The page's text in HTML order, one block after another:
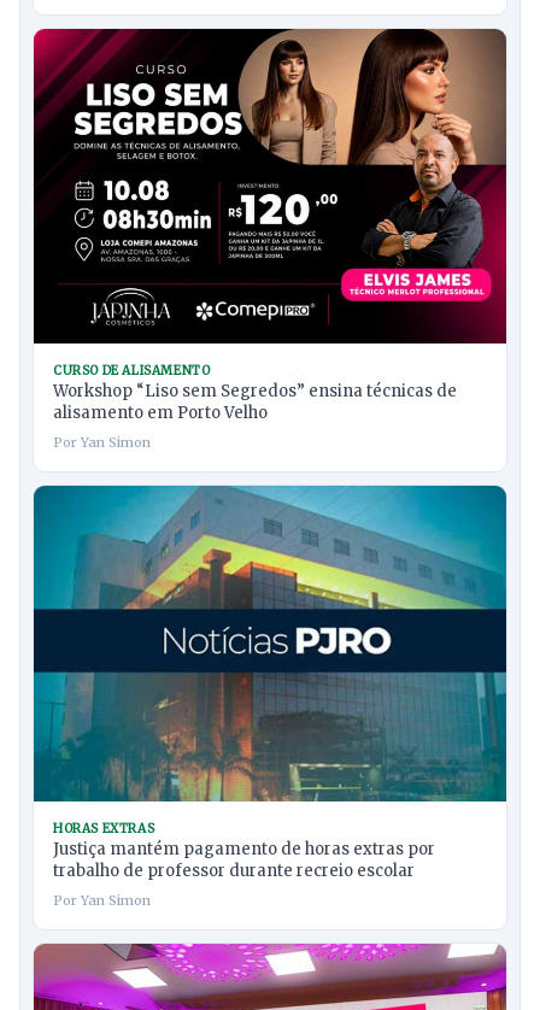
CURSO DE ALISAMENTO
Workshop “Liso sem Segredos” ensina técnicas de
alisamento em Porto Velho
Por Yan Simon
HORAS EXTRAS
Justiça mantém pagamento de horas extras por
trabalho de professor durante recreio escolar
Por Yan Simon